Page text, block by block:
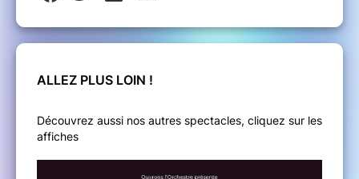
ALLEZ PLUS LOIN !
Découvrez aussi nos autres spectacles, cliquez sur les
affiches